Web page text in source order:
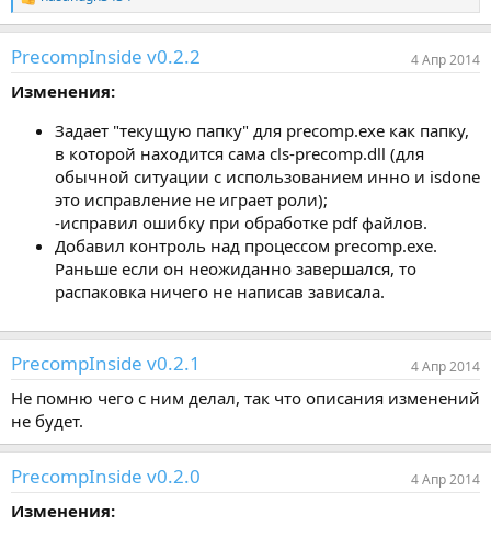
е
а
к
ц
и
PrecompInside v0.2.2 4 Апр 2014
Изменения:
Задает "текущую папку" для precomp.exe как папку,
в которой находится сама cls-precomp.dll (для
обычной ситуации с использованием инно и isdone
это исправление не играет роли);
-исправил ошибку при обработке pdf файлов.
Добавил контроль над процессом precomp.exe.
Раньше если он неожиданно завершался, то
распаковка ничего не написав зависала.
PrecompInside v0.2.1 4 Апр 2014
Не помню чего с ним делал, так что описания изменений
не будет.
PrecompInside v0.2.0 4 Апр 2014
Изменения: